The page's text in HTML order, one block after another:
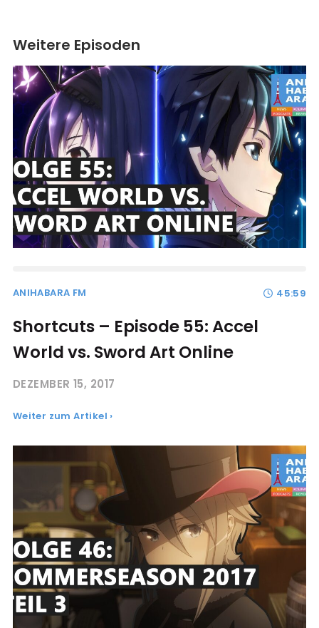
Weitere Episoden
ANIHABARA FM 45:59
Shortcuts – Episode 55: Accel
World vs. Sword Art Online
DEZEMBER 15, 2017
Weiter zum Artikel ›